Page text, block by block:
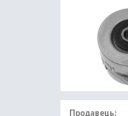
Продавець: